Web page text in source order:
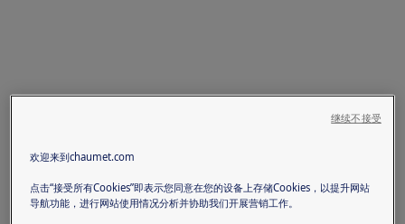
欢迎来到chaumet.com
点击“接受所有Cookies”即表示您同意在您的设备上存储Cookies，以提升网站
导航功能，进行网站使用情况分析并协助我们开展营销工作。
继续不接受